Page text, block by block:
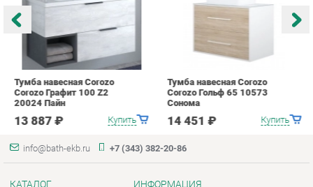
13 887 ₽ Купить
14 451 ₽
info@bath-ekb.ru
КАТАЛОГ
Коллекции
Шкафы в ванную
Умывальники с тумбой
ИНФОРМАЦИЯ
О проекте
Контакты
Доставка и Оплата